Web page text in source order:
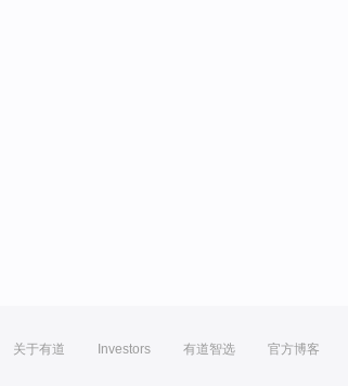
关于有道 Investors 有道智选 官方博客